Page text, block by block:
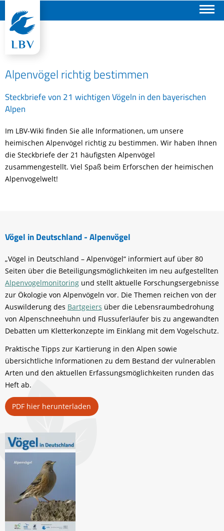
Alpenvögel richtig bestimmen
Steckbriefe von 21 wichtigen Vögeln in den bayerischen
Alpen
Im LBV-Wiki finden Sie alle Informationen, um unsere
heimischen Alpenvögel richtig zu bestimmen. Wir haben Ihnen
die Steckbriefe der 21 häufigsten Alpenvögel
zusammengestellt. Viel Spaß beim Erforschen der heimischen
Alpenvogelwelt!
Vögel in Deutschland - Alpenvögel
„Vögel in Deutschland – Alpenvögel“ informiert auf über 80
Seiten über die Beteiligungsmöglichkeiten im neu aufgestellten
Alpenvogelmonitoring und stellt aktuelle Forschungsergebnisse
zur Ökologie von Alpenvögeln vor. Die Themen reichen von der
Auswilderung des Bartgeiers über die Lebensraumbedrohung
von Alpenschneehuhn und Flussuferläufer bis zu angewandten
Debatten um Kletterkonzepte im Einklang mit dem Vogelschutz.
Praktische Tipps zur Kartierung in den Alpen sowie
übersichtliche Informationen zu dem Bestand der vulnerablen
Arten und den aktuellen Erfassungsmöglichkeiten runden das
Heft ab.
PDF hier herunterladen